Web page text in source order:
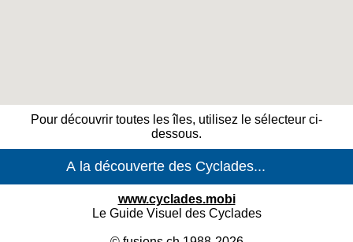
Pour découvrir toutes les îles, utilisez le sélecteur ci-
dessous.
www.cyclades.mobi
Le Guide Visuel des Cyclades